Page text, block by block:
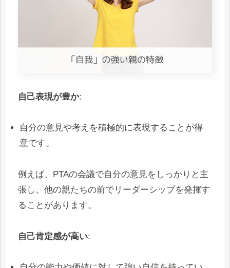
自己表現が豊か:
自分の意見や考えを積極的に表現することが得
意です。
例えば、PTAの会議で自分の意見をしっかりと主
張し、他の親たちの前でリーダーシップを発揮す
ることがあります。
自己肯定感が高い: